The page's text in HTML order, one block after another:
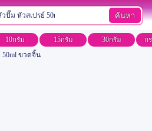
ค้นหา
10กรัม 15กรัม 30กรัม ก